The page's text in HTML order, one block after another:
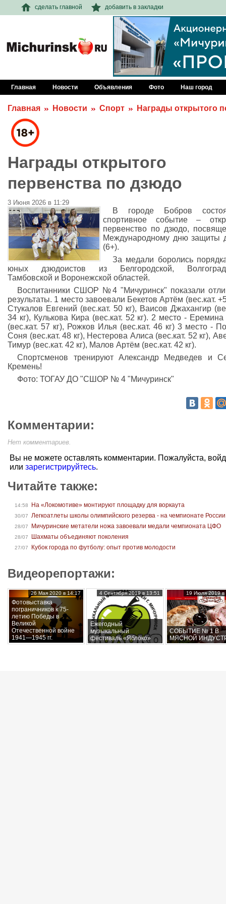
сделать главной добавить в закладки
Главная Новости Объявления Фото Наш город
Главная Новости Спорт Награды открытого
Награды открытого
первенства по дзюдо
3 Июня 2026 в 11:29
В городе Бобров
спортивное событие –
первенство по дзюдо,
Международному дню защиты
(6+).
За медали боролись
юных дзюдоистов из Белгородской,
Тамбовской и Воронежской областей.
Воспитанники СШОР №4 "Мичуринск" показали
результаты. 1 место завоевали Бекетов Артём (вес.кат.
Стукалов Евгений (вес.кат. 50 кг), Ваисов Джахангир
34 кг), Кулькова Кира (вес.кат. 52 кг). 2 место -
(вес.кат. 57 кг), Рожков Илья (вес.кат. 46 кг) 3 место -
Соня (вес.кат. 48 кг), Нестерова Алиса (вес.кат. 52 кг),
Тимур (вес.кат. 42 кг), Малов Артём (вес.кат. 42 кг).
Спортсменов тренируют Александр Медведев и
Кремень!
Фото: ТОГАУ ДО "СШОР № 4 "Мичуринск"
Комментарии:
Нет комментариев.
Вы не можете оставлять комментарии. Пожалуйста,
или зарегистрируйтесь.
Читайте также:
14:58 На «Локомотиве» монтируют площадку для воркаута
30/07 Легкоатлеты школы олимпийского резерва - на чемпионате России
28/07 Мичуринские метатели ножа завоевали медали чемпионата ЦФО
28/07 Шахматы объединяют поколения
27/07 Кубок города по футболу: опыт против молодости
Видеорепортажи:
Фотовыставка
пограничников к 75-
летию Победы в
Великой
Отечественной войне
1941—1945 гг.
26 Мая 2020 в 14:17
Ежегодный
музыкальный
фестиваль «Яблоко»
4 Сентября 2019 в 13:51
СОБЫТИЕ № 1 В
МЯСНОЙ
19 Июля 2019 в